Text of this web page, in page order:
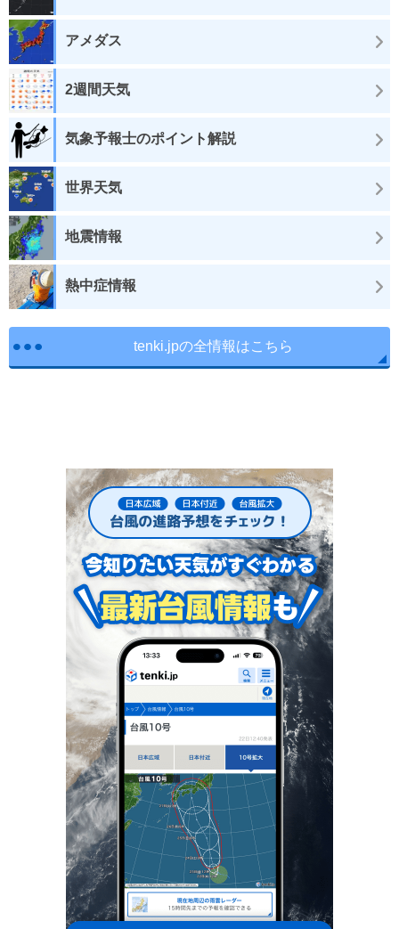
アメダス
2週間天気
気象予報士のポイント解説
世界天気
地震情報
熱中症情報
tenki.jpの全情報はこちら